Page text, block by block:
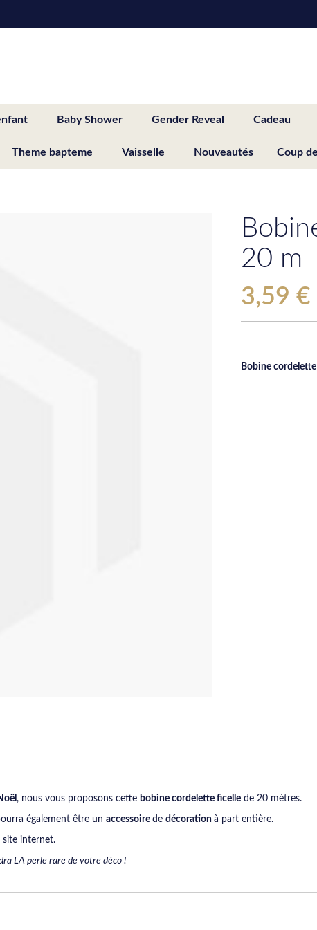
Baby Shower Gender Reveal Cadeau
Theme bapteme Vaisselle Nouveautés Coup
20 m
3,59 €
Bobine
, nous vous proposons cette bobine cordelette ficelle de 20 mètres.
également être un accessoire de décoration à part entière.
site internet.
LA perle rare de votre déco !